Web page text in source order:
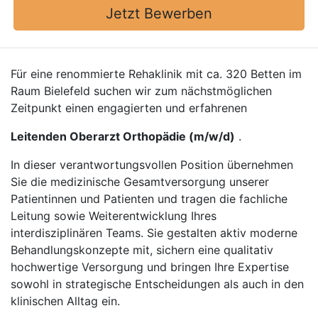
Jetzt Bewerben
Für eine renommierte Rehaklinik mit ca. 320 Betten im
Raum Bielefeld suchen wir zum nächstmöglichen
Zeitpunkt einen engagierten und erfahrenen
Leitenden Oberarzt Orthopädie (m/w/d) .
In dieser verantwortungsvollen Position übernehmen
Sie die medizinische Gesamtversorgung unserer
Patientinnen und Patienten und tragen die fachliche
Leitung sowie Weiterentwicklung Ihres
interdisziplinären Teams. Sie gestalten aktiv moderne
Behandlungskonzepte mit, sichern eine qualitativ
hochwertige Versorgung und bringen Ihre Expertise
sowohl in strategische Entscheidungen als auch in den
klinischen Alltag ein.